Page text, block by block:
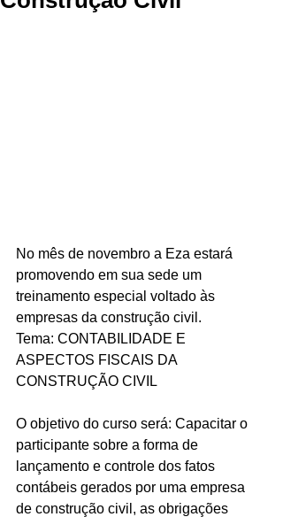
No mês de novembro a Eza estará
promovendo em sua sede um
treinamento especial voltado às
empresas da construção civil.
Tema: CONTABILIDADE E
ASPECTOS FISCAIS DA
CONSTRUÇÃO CIVIL
O objetivo do curso será: Capacitar o
participante sobre a forma de
lançamento e controle dos fatos
contábeis gerados por uma empresa
de construção civil, as obrigações